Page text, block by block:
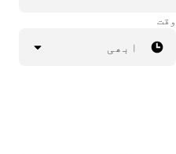
وقت
ابھی